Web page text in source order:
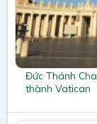
Đức Thánh
thành Vatican